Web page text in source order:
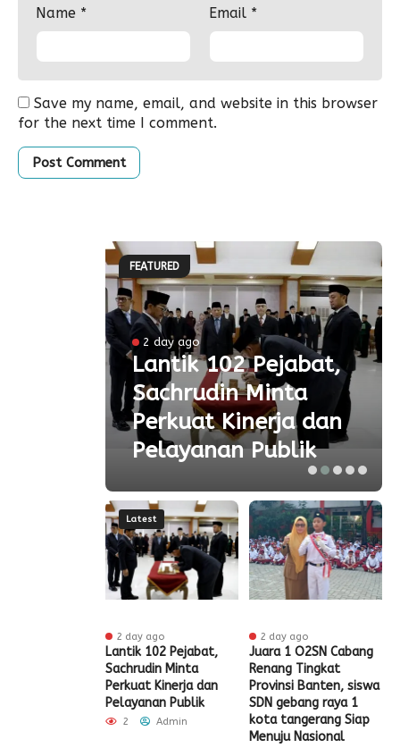
Name * Email *
Save my name, email, and website in this browser
for the next time I comment.
FEATURED
2 day ago
Lantik 102 Pejabat,
Sachrudin Minta
Perkuat Kinerja dan
Pelayanan Publik
Latest
2 day ago
Lantik 102 Pejabat,
Sachrudin Minta
Perkuat Kinerja dan
Pelayanan Publik
2 Admin
2 day ago
Juara 1 O2SN Cabang
Renang Tingkat
Provinsi Banten, siswa
SDN gebang raya 1
kota tangerang Siap
Menuju Nasional